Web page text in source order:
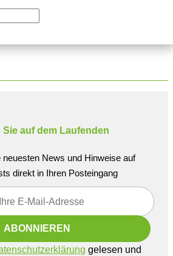
Beitrag zu finden.
Sie auf dem Laufenden
neuesten News und Hinweise auf
direkt in Ihren Posteingang
gelesen und